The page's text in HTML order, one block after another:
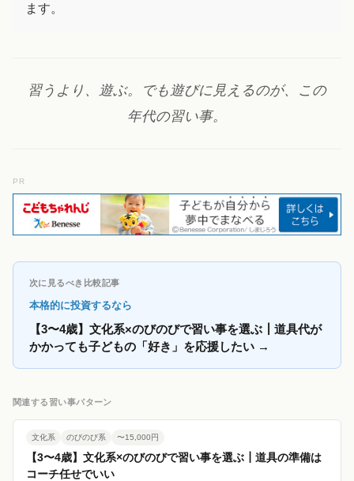
ます。
習うより、遊ぶ。でも遊びに見えるのが、この
年代の習い事。
PR
次に見るべき比較記事
本格的に投資するなら
【3〜4歳】文化系×のびのびで習い事を選ぶ┃道具代が
かかっても子どもの「好き」を応援したい →
関連する習い事パターン
文化系 のびのび系 〜15,000円
【3〜4歳】文化系×のびのびで習い事を選ぶ┃道具の準備は
コーチ任せでいい